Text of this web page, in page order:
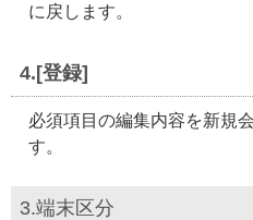
に戻します。
4.[登録]
必須項目の編集内容を新規
す。
3.端末区分